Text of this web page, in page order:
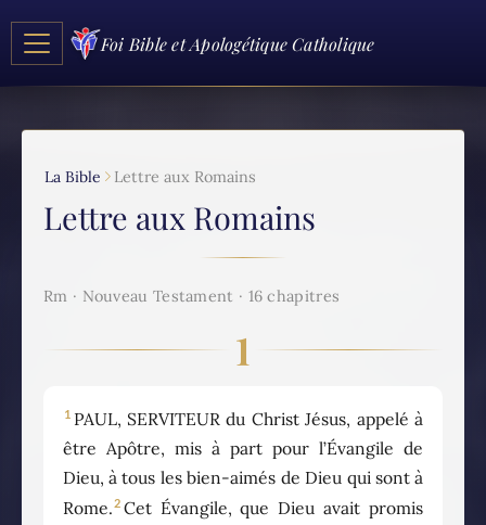
Foi Bible et Apologétique Catholique
La Bible Lettre aux Romains
Lettre aux Romains
Rm · Nouveau Testament · 16 chapitres
1
1 PAUL, SERVITEUR du Christ Jésus, appelé à
être Apôtre, mis à part pour l’Évangile de
Dieu, à tous les bien-aimés de Dieu qui sont à
Rome.2 Cet Évangile, que Dieu avait promis